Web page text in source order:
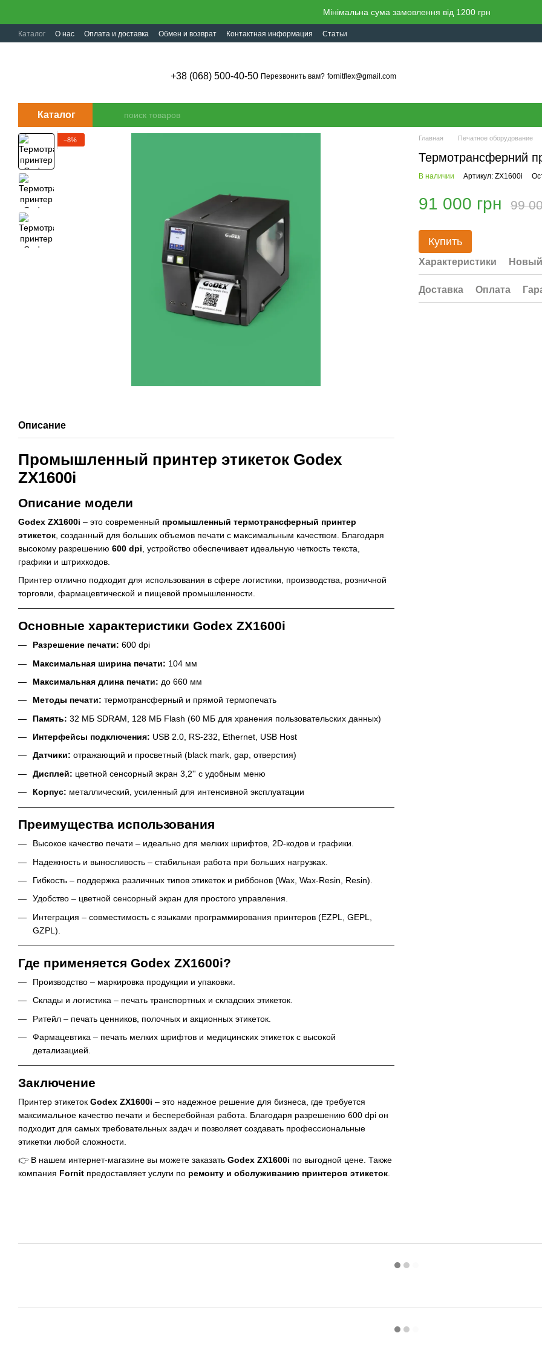
Мінімальна сума замовлення від 1200 грн
Каталог О нас Оплата и доставка Обмен и возврат Контактная информация Статьи
+38 (068) 500-40-50 Перезвонить вам? fornitflex@gmail.com
Каталог
−8%
Описание
Промышленный принтер этикеток Godex
ZX1600i
Описание модели
Godex ZX1600i – это современный промышленный термотрансферный принтер
этикеток , созданный для больших объемов печати с максимальным качеством. Благодаря
высокому разрешению 600 dpi , устройство обеспечивает идеальную четкость текста,
графики и штрихкодов.
Принтер отлично подходит для использования в сфере логистики, производства, розничной
торговли, фармацевтической и пищевой промышленности.
Основные характеристики Godex ZX1600i
Разрешение печати: 600 dpi
Максимальная ширина печати: 104 мм
Максимальная длина печати: до 660 мм
Методы печати: термотрансферный и прямой термопечать
Память: 32 МБ SDRAM, 128 МБ Flash (60 МБ для хранения пользовательских данных)
Интерфейсы подключения: USB 2.0, RS-232, Ethernet, USB Host
Датчики: отражающий и просветный (black mark, gap, отверстия)
Дисплей: цветной сенсорный экран 3,2'' с удобным меню
Корпус: металлический, усиленный для интенсивной эксплуатации
Преимущества использования
Высокое качество печати – идеально для мелких шрифтов, 2D-кодов и графики.
Надежность и выносливость – стабильная работа при больших нагрузках.
Гибкость – поддержка различных типов этикеток и риббонов (Wax, Wax-Resin, Resin).
Удобство – цветной сенсорный экран для простого управления.
Интеграция – совместимость с языками программирования принтеров (EZPL, GEPL,
GZPL).
Где применяется Godex ZX1600i?
Производство – маркировка продукции и упаковки.
Склады и логистика – печать транспортных и складских этикеток.
Ритейл – печать ценников, полочных и акционных этикеток.
Фармацевтика – печать мелких шрифтов и медицинских этикеток с высокой
детализацией.
Заключение
Принтер этикеток Godex ZX1600i – это надежное решение для бизнеса, где требуется
максимальное качество печати и бесперебойная работа. Благодаря разрешению 600 dpi он
подходит для самых требовательных задач и позволяет создавать профессиональные
этикетки любой сложности.
👉 В нашем интернет-магазине вы можете заказать Godex ZX1600i по выгодной цене. Также
компания Fornit предоставляет услуги по ремонту и обслуживанию принтеров этикеток.
Главная Печатное оборудование
Термотрансферний
В наличии Артикул: ZX1600i
91 000 грн 99
Купить
Характеристики
Доставка Оплата